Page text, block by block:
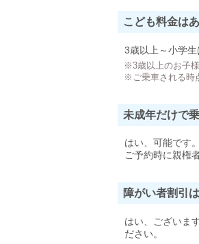
こども料金は
3歳以上～小学生
※3歳以上のお子
※ご乗車される時
未成年だけで
はい、可能です。
ご予約時に親権
障がい者割引
はい、ございま
ださい。